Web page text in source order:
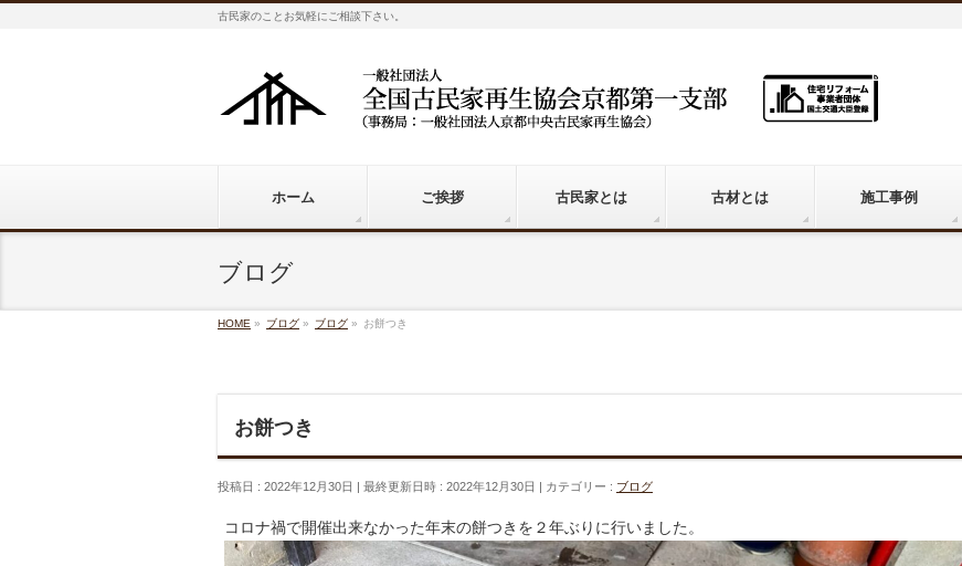
古民家のことお気軽にご相談下さい。
ホーム ご挨拶 古民家とは 古材とは 施工事例
ブログ
HOME » ブログ » ブログ » お餅つき
お餅つき
投稿日 : 2022年12月30日 最終更新日時 : 2022年12月30日 カテゴリー : ブログ
コロナ禍で開催出来なかった年末の餅つきを２年ぶりに行いました。